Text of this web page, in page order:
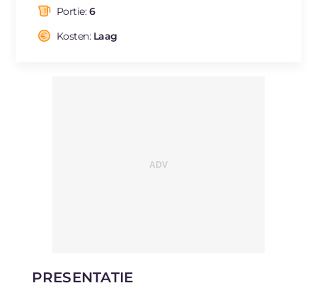
Portie:6
Kosten: Laag
PRESENTATIE